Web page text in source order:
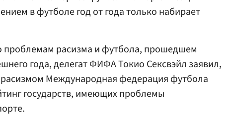
в футболе год от года только набирает
проблемам расизма и футбола, прошедшем
года, делегат ФИФА Токио Сексвэйл заявил,
Международная федерация футбола
государств, имеющих проблемы